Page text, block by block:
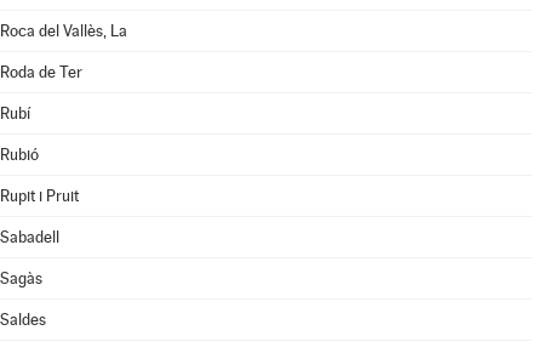
Roca del Vallès, La
Roda de Ter
Rubí
Rubió
Rupit i Pruit
Sabadell
Sagàs
Saldes